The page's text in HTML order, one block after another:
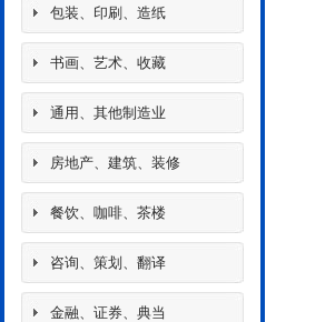
包装、印刷、造纸
书画、艺术、收藏
通用、其他制造业
房地产、建筑、装修
餐饮、咖啡、茶楼
咨询、策划、翻译
金融、证券、典当